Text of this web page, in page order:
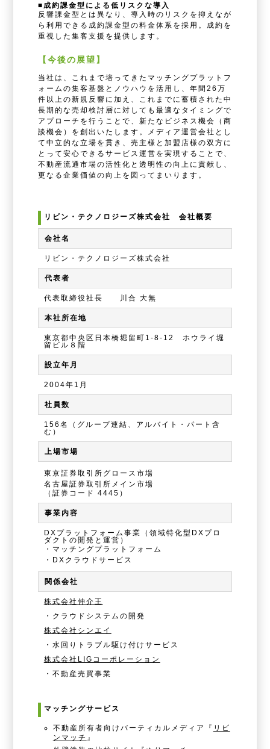
■成約課金型による低リスクな導入
反響課金型とは異なり、導入時のリスクを抑えなが
ら利用できる成約課金型の料金体系を採用。成約を
重視した集客支援を提供します。
【今後の展望】
当社は、これまで培ってきたマッチングプラットフ
ォームの集客基盤とノウハウを活用し、年間26万
件以上の新規反響に加え、これまでに蓄積された中
長期的な売却検討層に対しても最適なタイミングで
アプローチを行うことで、新たなビジネス機会（商
談機会）を創出いたします。メディア運営会社とし
て中立的な立場を貫き、売主様と加盟店様の双方に
とって安心できるサービス運営を実現することで、
不動産流通市場の活性化と透明性の向上に貢献し、
更なる企業価値の向上を図ってまいります。
リビン・テクノロジーズ株式会社 会社概要
会社名
リビン・テクノロジーズ株式会社
代表者
代表取締役社長 川合 大無
本社所在地
東京都中央区日本橋堀留町1-8-12 ホウライ堀
留ビル８階
設立年月
2004年1月
社員数
156名（グループ連結、アルバイト・パート含
む）
上場市場
東京証券取引所グロース市場
名古屋証券取引所メイン市場
（証券コード 4445）
事業内容
DXプラットフォーム事業（領域特化型DXプロ
ダクトの開発と運営）
・マッチングプラットフォーム
・DXクラウドサービス
関係会社
株式会社仲介王
・クラウドシステムの開発
株式会社シンエイ
・水回りトラブル駆け付けサービス
株式会社LIGコーポレーション
・不動産売買事業
マッチングサービス
不動産所有者向けバーティカルメディア『 リビ
ンマッチ 』